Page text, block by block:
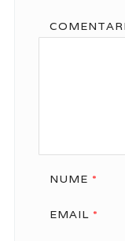
NUME *
EMAIL *